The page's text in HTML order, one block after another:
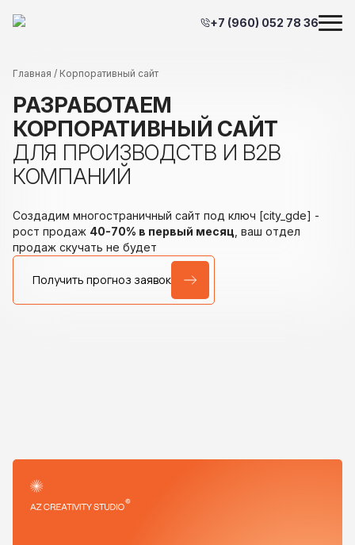
+7 (960) 052 78 36
Главная / Корпоративный сайт
РАЗРАБОТАЕМ
КОРПОРАТИВНЫЙ САЙТ
ДЛЯ ПРОИЗВОДСТВ И В2В
КОМПАНИЙ
Создадим многостраничный сайт под ключ [city_gde] -
рост продаж 40-70% в первый месяц ваш отдел
продаж скучать не будет
Получить прогноз заявок